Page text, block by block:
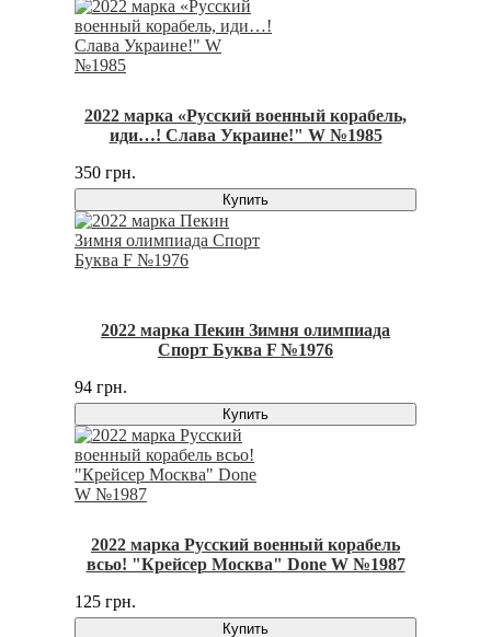
2022 марка «Русский военный корабель,
иди…! Слава Украине!" W №1985
350 грн.
Купить
2022 марка Пекин Зимня олимпиада
Спорт Буква F №1976
94 грн.
Купить
2022 марка Русский военный корабель
всьо! "Крейсер Москва" Done W №1987
125 грн.
Купить